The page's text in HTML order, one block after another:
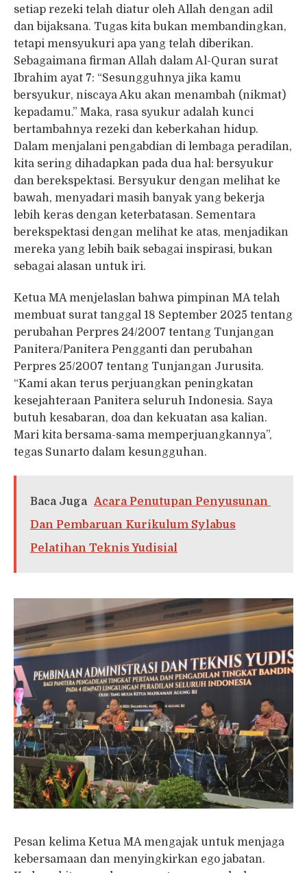
setiap rezeki telah diatur oleh Allah dengan adil
dan bijaksana. Tugas kita bukan membandingkan,
tetapi mensyukuri apa yang telah diberikan.
Sebagaimana firman Allah dalam Al-Quran surat
Ibrahim ayat 7: “Sesungguhnya jika kamu
bersyukur, niscaya Aku akan menambah (nikmat)
kepadamu.” Maka, rasa syukur adalah kunci
bertambahnya rezeki dan keberkahan hidup.
Dalam menjalani pengabdian di lembaga peradilan,
kita sering dihadapkan pada dua hal: bersyukur
dan berekspektasi. Bersyukur dengan melihat ke
bawah, menyadari masih banyak yang bekerja
lebih keras dengan keterbatasan. Sementara
berekspektasi dengan melihat ke atas, menjadikan
mereka yang lebih baik sebagai inspirasi, bukan
sebagai alasan untuk iri.
Ketua MA menjelaslan bahwa pimpinan MA telah
membuat surat tanggal 18 September 2025 tentang
perubahan Perpres 24/2007 tentang Tunjangan
Panitera/Panitera Pengganti dan perubahan
Perpres 25/2007 tentang Tunjangan Jurusita.
“Kami akan terus perjuangkan peningkatan
kesejahteraan Panitera seluruh Indonesia. Saya
butuh kesabaran, doa dan kekuatan asa kalian.
Mari kita bersama-sama memperjuangkannya”,
tegas Sunarto dalam kesungguhan.
Baca Juga Acara Penutupan Penyusunan
Dan Pembaruan Kurikulum Sylabus
Pelatihan Teknis Yudisial
Pesan kelima Ketua MA mengajak untuk menjaga
kebersamaan dan menyingkirkan ego jabatan.